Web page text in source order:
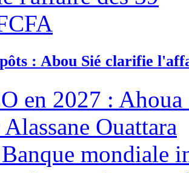
: Abou Sié clarifie
en 2027 :
Alassane Ouattara
mondiale